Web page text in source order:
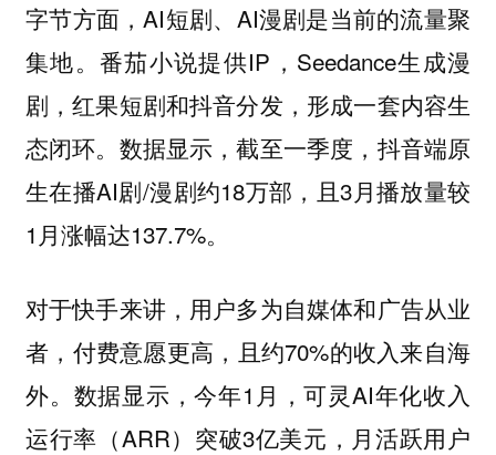
字节方面，AI短剧、AI漫剧是当前的流量聚
集地。番茄小说提供IP，Seedance生成漫
剧，红果短剧和抖音分发，形成一套内容生
态闭环。数据显示，截至一季度，抖音端原
生在播AI剧/漫剧约18万部，且3月播放量较
1月涨幅达137.7%。
对于快手来讲，用户多为自媒体和广告从业
者，付费意愿更高，且约70%的收入来自海
外。数据显示，今年1月，可灵AI年化收入
运行率（ARR）突破3亿美元，月活跃用户